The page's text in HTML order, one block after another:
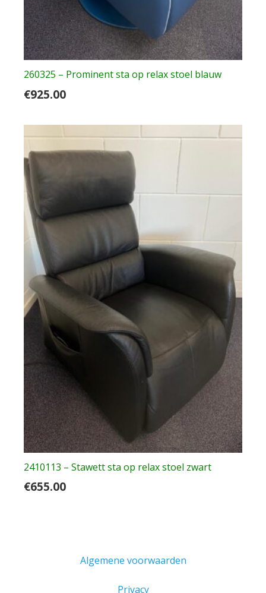
260325 – Prominent sta op relax stoel blauw
€925.00
2410113 – Stawett sta op relax stoel zwart
€655.00
Algemene voorwaarden
Privacy